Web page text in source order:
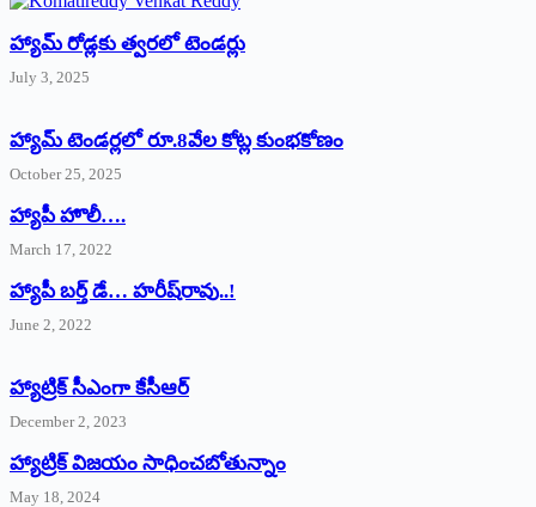
హ్యామ్‌ రోడ్లకు త్వరలో టెండర్లు
July 3, 2025
హ్యామ్‌ ‌టెండర్లలో రూ.8వేల కోట్ల కుంభకోణం
October 25, 2025
హ్యాపీ హొలీ….
March 17, 2022
హ్యాపీ బర్త్ ‌డే… హరీష్‌రావు..!
June 2, 2022
హ్యాట్రిక్‌ ‌సీఎంగా కేసీఆర్‌
December 2, 2023
హ్యాట్రిక్‌ విజయం సాధించబోతున్నాం
May 18, 2024